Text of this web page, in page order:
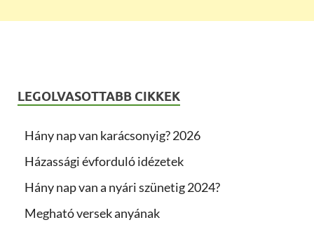
LEGOLVASOTTABB CIKKEK
Hány nap van karácsonyig? 2026
Házassági évforduló idézetek
Hány nap van a nyári szünetig 2024?
Megható versek anyának